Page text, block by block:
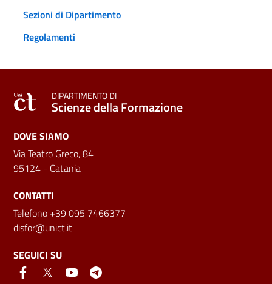
Sezioni di Dipartimento
Regolamenti
DIPARTIMENTO DI
Scienze della Formazione
DOVE SIAMO
Via Teatro Greco, 84
95124 - Catania
CONTATTI
Telefono +39 095 7466377
disfor@unict.it
SEGUICI SU